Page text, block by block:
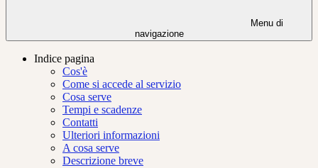
Menu di
navigazione
Indice pagina
Cos'è
Come si accede al servizio
Cosa serve
Tempi e scadenze
Contatti
Ulteriori informazioni
A cosa serve
Descrizione breve